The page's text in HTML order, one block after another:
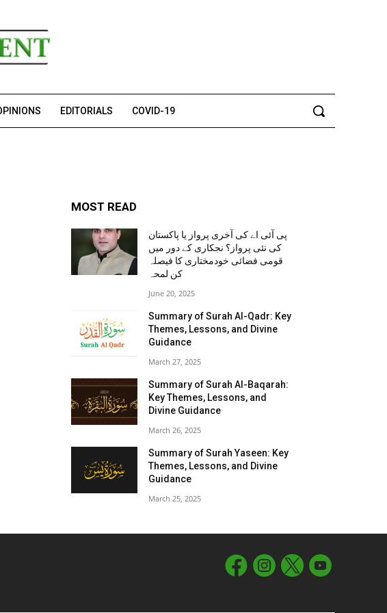
EDITORIALS COVID-19
MOST READ
پی آئی اے کی آخری پرواز یا پاکستان
کی نئی پرواز؟ نجکاری کے دور میں
قومی فضائی خودمختاری کا فیصلہ
کن لمحہ
June 20, 2025
Summary of Surah Al-Qadr: Key
Themes, Lessons, and Divine
Guidance
March 27, 2025
Summary of Surah Al-Baqarah:
Key Themes, Lessons, and
Divine Guidance
March 26, 2025
Summary of Surah Yaseen: Key
Themes, Lessons, and Divine
Guidance
March 25, 2025